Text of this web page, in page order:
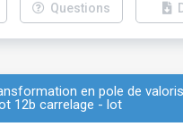
Questions
en pole de
12b carrelage - lot